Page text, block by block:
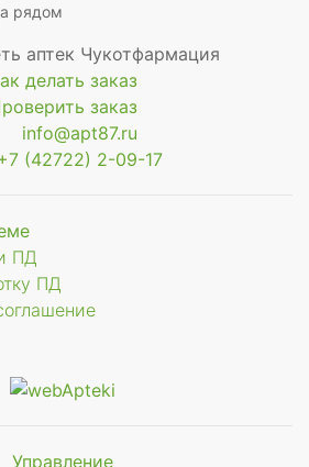
рядом
аптек Чукотфармация
делать заказ
заказ
info@apt87.ru
(42722) 2-09-17
ПД
ПД
Управление